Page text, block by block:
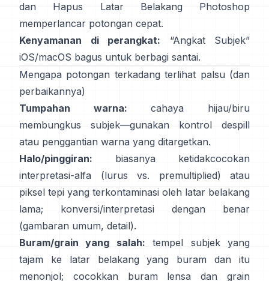
dan Hapus Latar BelakangPhotoshop
memperlancar potongan cepat.
Kenyamanan di perangkat: “Angkat Subjek”
iOS/macOS bagus untuk berbagi santai.
Mengapa potongan terkadang terlihat palsu (dan
perbaikannya)
Tumpahan warna: cahaya hijau/biru
membungkus subjek—gunakan
kontrol despill
atau penggantian warna yang ditargetkan.
Halo/pinggiran: biasanya ketidakcocokan
interpretasi-alfa (lurus vs. premultiplied) atau
piksel tepi yang terkontaminasi oleh latar belakang
lama; konversi/interpretasi dengan benar
(gambaran umum, detail).
Buram/grain yang salah: tempel subjek yang
tajam ke latar belakang yang buram dan itu
menonjol; cocokkan buram lensa dan grain